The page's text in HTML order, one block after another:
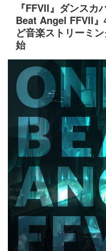
『FFVII』ダンス
Beat Angel FFVII
ど音楽ストリーミ
始